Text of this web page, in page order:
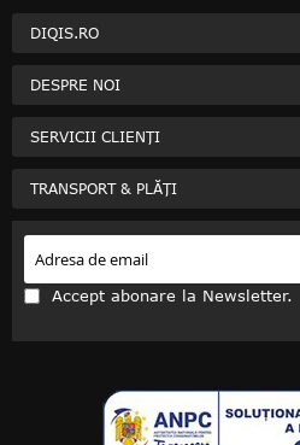
DIQIS.RO
DESPRE NOI
SERVICII CLIENȚI
TRANSPORT & PLĂȚI
Accept abonare la Newsletter.